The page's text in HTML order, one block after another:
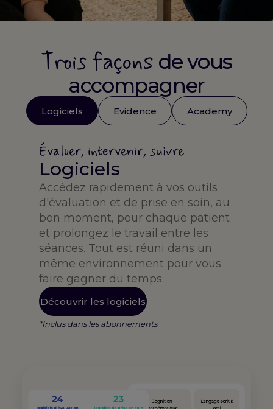
Trois façons de vous
accompagner
Logiciels Evidence Academy
Évaluer, intervenir, suivre
Logiciels
Accédez rapidement à vos outils
d'évaluation et de prise en soin, au
bon moment, pour chaque patient
et prolongez le travail entre les
séances. Tout est réuni dans un
même environnement pour vous
faire gagner du temps.
Découvrir les logiciels
*Inclus dans les abonnements